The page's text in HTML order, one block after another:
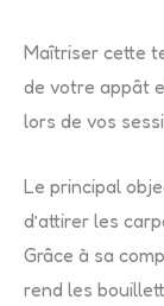
Maîtriser cette
de votre appât
lors de vos
Le principal
d’attirer les
Grâce à sa
rend les